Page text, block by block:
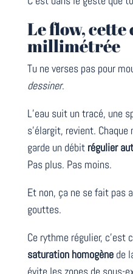
Le flow,
millimétrée
Tu ne verses pas pour
dessiner.
L’eau suit un tracé, une
s’élargit, revient.
garde un débit régulier
Pas plus. Pas moins.
Et non, ça ne se fait pas
gouttes.
Ce rythme régulier, c’est
saturation homogènede
évite les zones de sous-